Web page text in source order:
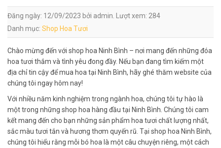
Đăng ngày: 12/09/2023 bởi admin. Lượt xem: 284
Danh mục: Shop Hoa Tươi
Chào mừng đến với shop hoa Ninh Bình – nơi mang đến những đóa
hoa tươi thắm và tình yêu đong đầy. Nếu bạn đang tìm kiếm một
địa chỉ tin cậy để mua hoa tại Ninh Bình, hãy ghé thăm website của
chúng tôi ngay hôm nay!
Với nhiều năm kinh nghiệm trong ngành hoa, chúng tôi tự hào là
một trong những shop hoa hàng đầu tại Ninh Bình. Chúng tôi cam
kết mang đến cho bạn những sản phẩm hoa tươi chất lượng nhất,
sắc màu tươi tắn và hương thơm quyến rũ. Tại shop hoa Ninh Bình,
chúng tôi hiểu rằng mỗi bó hoa là một câu chuyện riêng, một cách